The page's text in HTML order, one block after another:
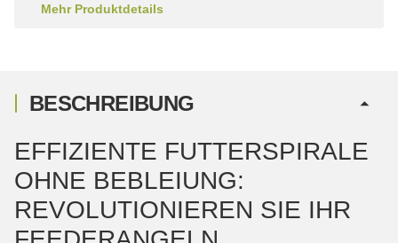
Mehr Produktdetails
BESCHREIBUNG
EFFIZIENTE FUTTERSPIRALE
OHNE BEBLEIUNG:
REVOLUTIONIEREN SIE IHR